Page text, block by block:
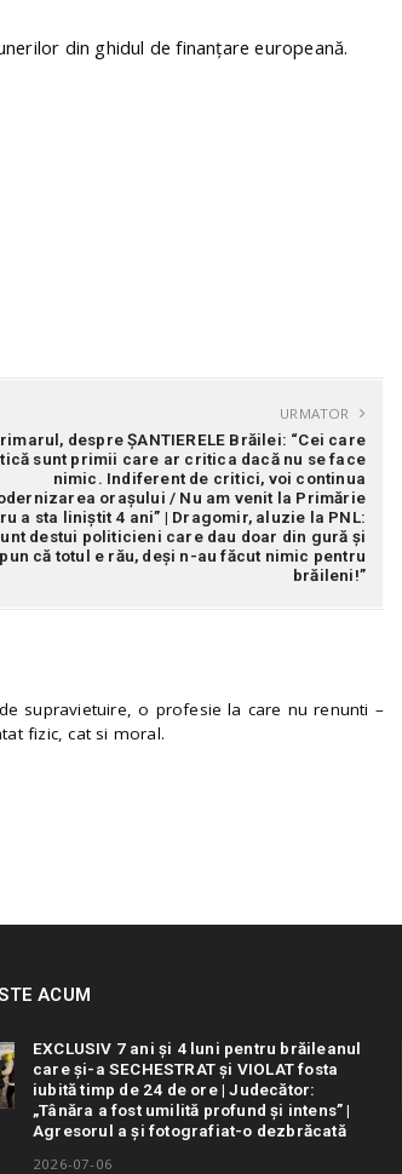
din ghidul de finanțare europeană.
URMATOR
despre ȘANTIERELE Brăilei: “Cei care
sunt primii care ar critica dacă nu se face
nimic. Indiferent de critici, voi continua
orașului / Nu am venit la Primărie
a sta liniștit 4 ani” | Dragomir, aluzie la PNL:
destui politicieni care dau doar din gură și
că totul e rău, deși n-au făcut nimic pentru
brăileni!”
supravietuire, o profesie la care nu renunti –
fizic, cat si moral.
ACUM
EXCLUSIV 7 ani și 4 luni pentru brăileanul
care și-a SECHESTRAT și VIOLAT fosta
iubită timp de 24 de ore | Judecător:
„Tânăra a fost umilită profund și intens” |
Agresorul a și fotografiat-o dezbrăcată
2026-07-06